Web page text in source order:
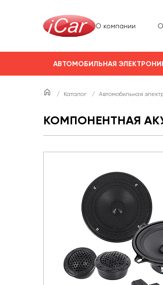
О компании
АВТОМОБИЛЬНАЯ
/ Каталог / Автомобильная
КОМПОНЕНТНАЯ